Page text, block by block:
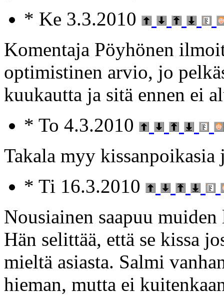
* Ke 3.3.2010
Komentaja Pöyhönen
optimistinen arvio, jo
kuukautta ja sitä ennen ei
* To 4.3.2010
Takala myy kissanpoikasia
* Ti 16.3.2010
Nousiainen saapuu
Hän selittää, että se kissa
mieltä asiasta. Salmi
hieman, mutta ei